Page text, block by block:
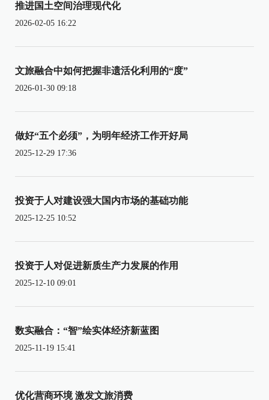
推进国土空间治理现代化
2026-02-05 16:22
文旅融合中如何把握非遗活化利用的“度”
2026-01-30 09:18
做好“五个必须”，为明年经济工作开好局
2025-12-29 17:36
投资于人对建设强大国内市场的基础功能
2025-12-25 10:52
投资于人对促进新质生产力发展的作用
2025-12-10 09:01
数实融合：“智”绘实体经济新蓝图
2025-11-19 15:41
优化营商环境 激发文旅消费